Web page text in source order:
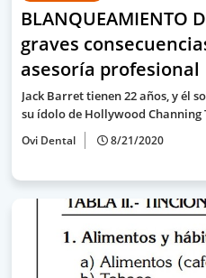
BLANQUEAMIENTO
graves
asesoría profesional
Jack Barret tienen 22 años, y él
su ídolo de Hollywood Channing
Ovi Dental 8/21/2020